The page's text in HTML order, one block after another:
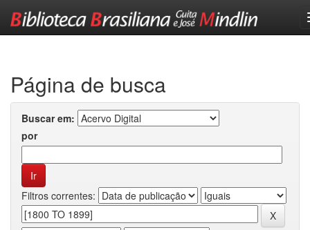
Página de busca
Buscar em:
por
Filtros correntes: